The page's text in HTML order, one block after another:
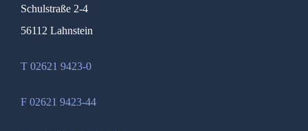
Schulstraße 2-4
56112 Lahnstein
T 02621 9423-0
F 02621 9423-44